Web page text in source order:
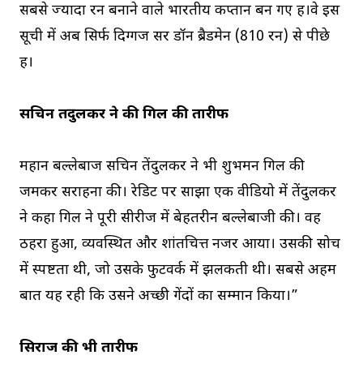
सबसे ज्यादा रन बनाने वाले भारतीय कप्तान बन गए हैं।वे इस
सूची में अब सिर्फ दिग्गज सर डॉन ब्रैडमेन (810 रन) से पीछे
हैं।
सचिन तेंदुलकर ने की गिल की तारीफ
महान बल्लेबाज सचिन तेंदुलकर ने भी शुभमन गिल की
जमकर सराहना की। रेडिट पर साझा एक वीडियो में तेंदुलकर
ने कहा गिल ने पूरी सीरीज में बेहतरीन बल्लेबाजी की। वह
ठहरा हुआ, व्यवस्थित और शांतचित्त नजर आया। उसकी सोच
में स्पष्टता थी, जो उसके फुटवर्क में झलकती थी। सबसे अहम
बात यह रही कि उसने अच्छी गेंदों का सम्मान किया।”
सिराज की भी तारीफ